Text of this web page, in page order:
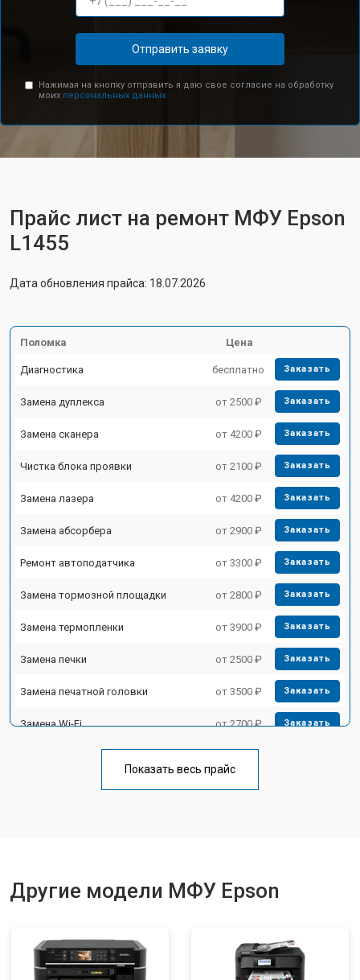
Отправить заявку
Нажимая на кнопку отправить я даю свое согласие на обработку
моих персональных данных.
Прайс лист на ремонт МФУ Epson
L1455
Дата обновления прайса: 18.07.2026
Поломка Цена
Диагностика бесплатно Заказать
Замена дуплекса от 2500 ₽ Заказать
Замена сканера от 4200 ₽ Заказать
Чистка блока проявки от 2100 ₽ Заказать
Замена лазера от 4200 ₽ Заказать
Замена абсорбера от 2900 ₽ Заказать
Ремонт автоподатчика от 3300 ₽ Заказать
Замена тормозной площадки от 2800 ₽ Заказать
Замена термопленки от 3900 ₽ Заказать
Замена печки от 2500 ₽ Заказать
Замена печатной головки от 3500 ₽ Заказать
Замена Wi-Fi от 2700 ₽ Заказать
от 3500 ₽
Показать весь прайс
Другие модели МФУ Epson